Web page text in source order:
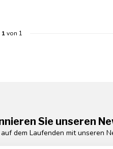
1von 1
Sie unseren
dem Laufenden mit unseren